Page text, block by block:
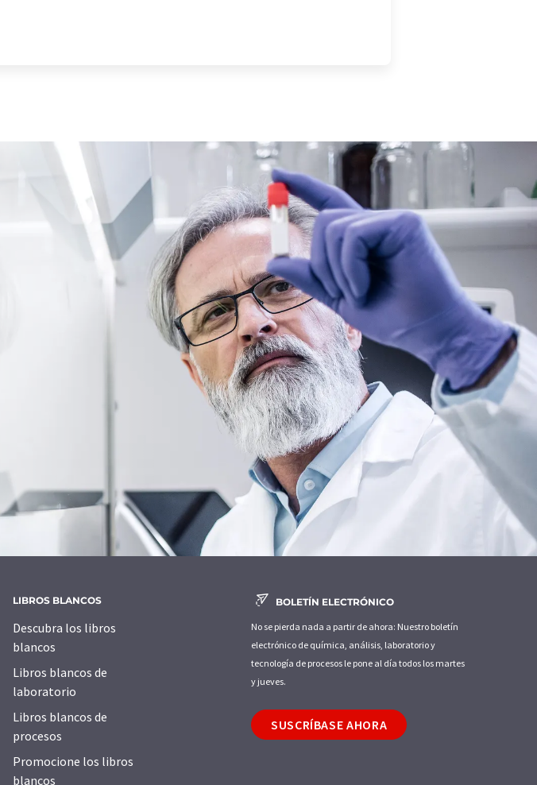
LIBROS BLANCOS
Descubra los libros
blancos
Libros blancos de
laboratorio
Libros blancos de
procesos
Promocione los libros
blancos
BOLETÍN ELECTRÓNICO
No se pierda nada a partir de ahora: Nuestro boletín
electrónico de química, análisis, laboratorio y
tecnología de procesos le pone al día todos los martes
y jueves.
SUSCRÍBASE AHORA